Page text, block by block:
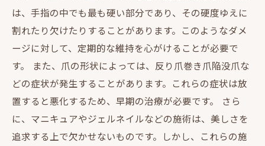
は、手指の中でも最も硬い部分であり、その硬度ゆえに
割れたり欠けたりすることがあります。このようなダメ
ージに対して、定期的な維持を心がけることが必要で
す。 また、爪の形状によっては、反り爪巻き爪陥没爪な
どの症状が発生することがあります。これらの症状は放
置すると悪化するため、早期の治療が必要です。 さら
に、マニキュアやジェルネイルなどの施術は、美しさを
追求する上で欠かせないものです。しかし、これらの施